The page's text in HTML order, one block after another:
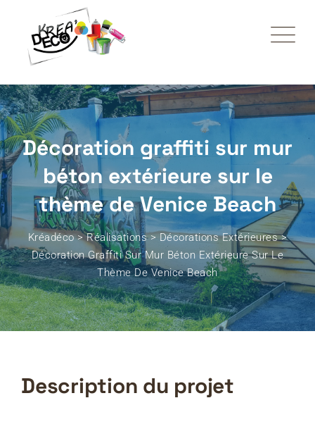
Décoration graffiti sur mur
béton extérieure sur le
thème de Venice Beach
Kréadéco>Réalisations>Décorations Extérieures>
Décoration Graffiti Sur Mur Béton Extérieure Sur Le
Thème De Venice Beach
Description du projet